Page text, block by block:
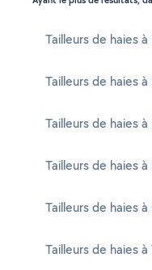
Tailleurs de haies à
Tailleurs de haies
Tailleurs de haies à
Tailleurs de haies
Tailleurs de haies
Tailleurs de haies à